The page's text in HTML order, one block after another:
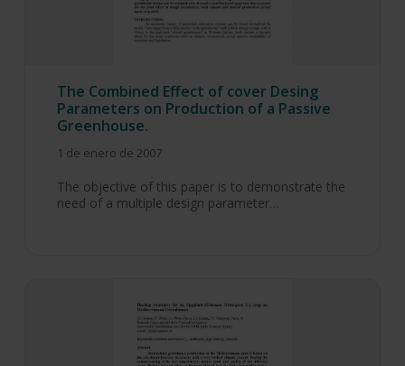
The Combined Effect of cover Desing
Parameters on Production of a Passive
Greenhouse.
1 de enero de 2007
The objective of this paper is to demonstrate the
need of a multiple design parameter…